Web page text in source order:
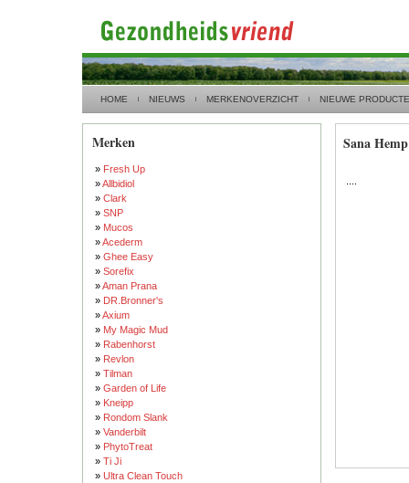
HOME NIEUWS MERKENOVERZICHT NIEUWE
Merken
» Fresh Up
»Allbidiol
» Clark
» SNP
» Mucos
»Acederm
» Ghee Easy
» Sorefix
»Aman Prana
» DR.Bronner's
»Axium
» My Magic Mud
» Rabenhorst
» Revlon
» Tilman
» Garden of Life
» Kneipp
» Rondom Slank
» Vanderbilt
» PhytoTreat
» Ti Ji
» Ultra Clean Touch
Sana Hemp